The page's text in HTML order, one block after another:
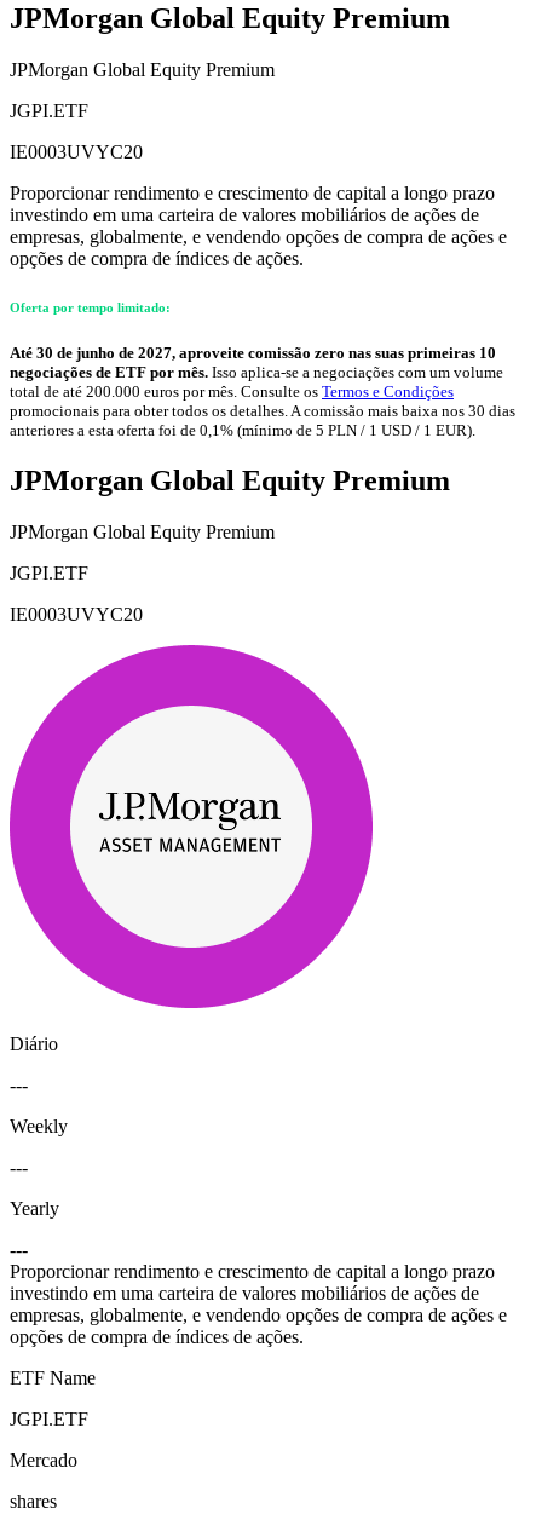
JPMorgan Global Equity Premium
JPMorgan Global Equity Premium
JGPI.ETF
IE0003UVYC20
Proporcionar rendimento e crescimento de capital a longo prazo
investindo em uma carteira de valores mobiliários de ações de
empresas, globalmente, e vendendo opções de compra de ações e
opções de compra de índices de ações.
Oferta por tempo limitado:
Até 30 de junho de 2027, aproveite comissão zero nas suas primeiras 10
negociações de ETF por mês. Isso aplica-se a negociações com um volume
total de até 200.000 euros por mês. Consulte os Termos e Condições
promocionais para obter todos os detalhes. A comissão mais baixa nos 30 dias
anteriores a esta oferta foi de 0,1% (mínimo de 5 PLN / 1 USD / 1 EUR).
JPMorgan Global Equity Premium
JPMorgan Global Equity Premium
JGPI.ETF
IE0003UVYC20
Diário
---
Weekly
---
Yearly
---
Proporcionar rendimento e crescimento de capital a longo prazo
investindo em uma carteira de valores mobiliários de ações de
empresas, globalmente, e vendendo opções de compra de ações e
opções de compra de índices de ações.
ETF Name
JGPI.ETF
Mercado
shares